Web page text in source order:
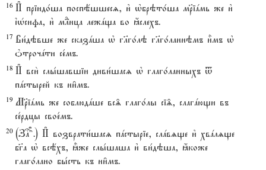
16 И# пріидо1ша поспёшшесz, и3 њбрэто1ша мRіaмь же и3
їHсифа, и3 мLнца лежaща во ћслехъ.
17 Ви1дэвше же сказaша њ гlго1лэ гlго1ланнэмъ и5мъ њ
nтрочaти се1мъ.
18 И# вси2 слы1шавшіи диви1шасz њ глаго1ланныхъ t
пaстырей къ ни6мъ.
19 МRіaмь же соблюдaше вс‰ глаго1лы сі‰, слагaющи въ
се1рдцы свое1мъ.
20 (За? #6#.) И# возврати1шасz пaстыріе, слaвzще и3 хвaлzще
бг7а њ всёхъ, ±же слы1шаша и3 ви1дэша, ћкоже
глаго1лано бы1сть къ ни6мъ.